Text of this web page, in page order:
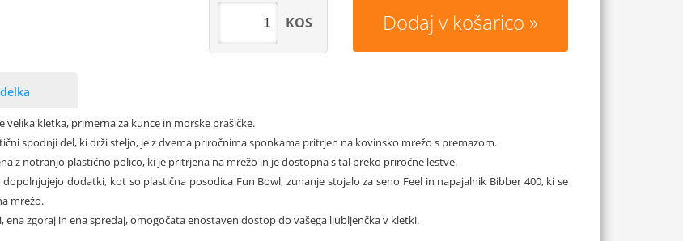
Dodaj v košarico
KOS
velika kletka, primerna za kunce in morske prašičke.
spodnji del, ki drži steljo, je z dvema priročnima sponkama pritrjen na kovinsko mrežo s premazom.
z notranjo plastično polico, ki je pritrjena na mrežo in je dostopna s tal preko priročne lestve.
dodatki, kot so plastična posodica Fun Bowl, zunanje stojalo za seno Feel in napajalnik Bibber 400, ki se
mrežo.
ena zgoraj in ena spredaj, omogočata enostaven dostop do vašega ljubljenčka v kletki.